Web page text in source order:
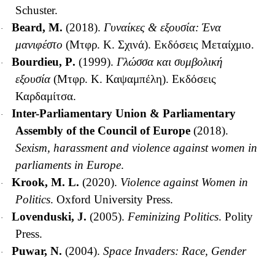
Schuster.
· Beard, M. (2018). Γυναίκες & εξουσία: Ένα
μανιφέστο (Μτφρ. Κ. Σχινά). Εκδόσεις Μεταίχμιο.
· Bourdieu, P. (1999). Γλώσσα και συμβολική
εξουσία (Μτφρ. Κ. Καψαμπέλη). Εκδόσεις
Καρδαμίτσα.
·
Inter-Parliamentary Union & Parliamentary
Assembly of the Council of Europe (2018).
Sexism, harassment and violence against women in
parliaments in Europe.
· Krook, M. L. (2020). Violence against Women in
Politics. Oxford University Press.
· Lovenduski, J. (2005). Feminizing Politics. Polity
Press.
· Puwar, N. (2004). Space Invaders: Race, Gender